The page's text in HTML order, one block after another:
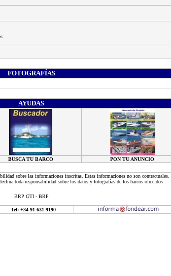
FOTOGRAFÍAS
AYUDAS
BUSCA TU BARCO
PON TU ANUNCIO
sobre las informaciones inscritas. Estas informaciones no son contractuales.
toda responsabilidad sobre los datos y fotografías de los barcos ofrecidos
BRP GTI - BRP
Tel: +34 91 631 9190